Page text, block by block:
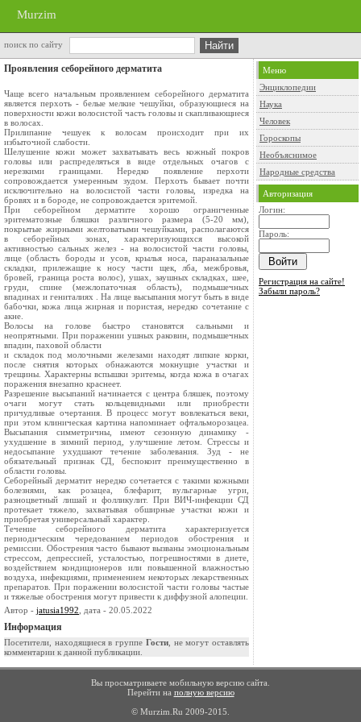
Murzim
поиск по сайту
Проявления себорейного дерматита
Чаще всего начальным проявлением себорейного дерматита
является перхоть - белые мелкие чешуйки, образующиеся на
поверхности кожи волосистой часть головы и скапливающиеся
в волосах.
Прилипание чешуек к волосам происходит при их
избыточной слабости.
Шелушение кожи может захватывать весь кожный покров
головы или распределяться в виде отдельных очагов с
нерезкими границами. Нередко появление перхоти
сопровождается умеренным зудом. Перхоть бывает почти
исключительно на волосистой части головы, изредка на
бровях и в бороде, не сопровождается эритемой.
При себорейном дерматите хорошо ограниченные
эритематозные бляшки различного размера (5-20 мм),
покрытые жирными желтоватыми чешуйками, располагаются
в себорейных зонах, характеризующихся высокой
активностью сальных желез - на волосистой части головы,
лице (область бороды и усов, крылья носа, параназальные
складки, прилежащие к носу части щек, лба, межбровья,
бровей, граница роста волос), ушах, заушных складках, шее,
груди, спине (межлопаточная область), подмышечных
впадинах и гениталиях . На лице высыпания могут быть в виде
бабочки, кожа лица жирная и пористая, нередко сочетание с
акне.
Волосы на голове быстро становятся сальными и
неопрятными. При поражении ушных раковин, подмышечных
впадин, паховой области
и складок под молочными железами находят липкие корки,
после снятия которых обнажаются мокнущие участки и
трещины. Характерны вспышки эритемы, когда кожа в очагах
поражения внезапно краснеет.
Разрешение высыпаний начинается с центра бляшек, поэтому
очаги могут стать кольцевидными или приобрести
причудливые очертания. В процесс могут вовлекаться веки,
при этом клиническая картина напоминает офтальморозацеа.
Высыпания симметричны, имеют сезонную динамику -
ухудшение в зимний период, улучшение летом. Стрессы и
недосыпание ухудшают течение заболевания. Зуд - не
обязательный признак СД, беспокоит преимущественно в
области головы.
Себорейный дерматит нередко сочетается с такими кожными
болезнями, как розацеа, блефарит, вульгарные угри,
разноцветный лишай и фолликулит. При ВИЧ-инфекции СД
протекает тяжело, захватывая обширные участки кожи и
приобретая универсальный характер.
Течение себорейного дерматита характеризуется
периодическим чередованием периодов обострения и
ремиссии. Обострения часто бывают вызваны эмоциональным
стрессом, депрессией, усталостью, погрешностями в диете,
воздействием кондиционеров или повышенной влажностью
воздуха, инфекциями, применением некоторых лекарственных
препаратов. При поражении волосистой части головы частые
и тяжелые обострения могут привести к диффузной алопеции.
Автор - jatusia1992 , дата - 20.05.2022
Информация
Посетители, находящиеся в группе Гости, не могут оставлять
комментарии к данной публикации.
Меню
Энциклопедии
Наука
Человек
Гороскопы
Необъяснимое
Народные средства
Авторизация
Логин:
Пароль:
Регистрация на сайте!
Забыли пароль?
Вы просматриваете мобильную версию сайта.
Перейти на полную версию
© Murzim.Ru 2009-2015.